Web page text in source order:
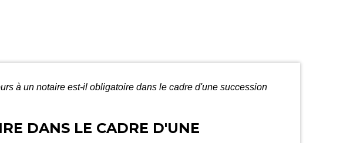
à un notaire est-il obligatoire dans le cadre d'une succession
DANS LE CADRE D'UNE